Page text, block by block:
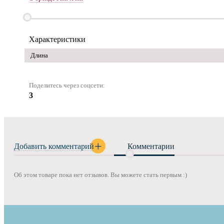
Характеристики
Длина
Поделитесь через соцсети:
3
Добавить комментарий Комментарии
Об этом товаре пока нет отзывов. Вы можете стать первым :)